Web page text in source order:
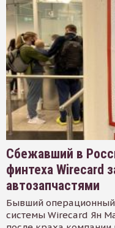
Сбежавший в
финтеха Wirecard
автозапчастями
Бывший
системы Wirecard Ян